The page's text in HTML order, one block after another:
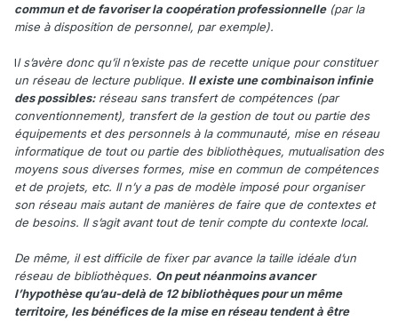
commun et de favoriser la coopération professionnelle(par la
mise à disposition de personnel, par exemple).
Il s’avère donc qu’il n’existe pas de recette unique pour constituer
un réseau de lecture publique. Il existe une combinaison infinie
des possibles:réseau sans transfert de compétences (par
conventionnement), transfert de la gestion de tout ou partie des
équipements et des personnels à la communauté, mise en réseau
informatique de tout ou partie des bibliothèques, mutualisation des
moyens sous diverses formes, mise en commun de compétences
et de projets, etc. Il n’y a pas de modèle imposé pour organiser
son réseau mais autant de manières de faire que de contextes et
de besoins. Il s’agit avant tout de tenir compte du contexte local.
De même, il est difficile de fixer par avance la taille idéale d’un
réseau de bibliothèques. On peut néanmoins avancer
l’hypothèse qu’au-delà de 12 bibliothèques pour un même
territoire, les bénéfices de la mise en réseau tendent à être